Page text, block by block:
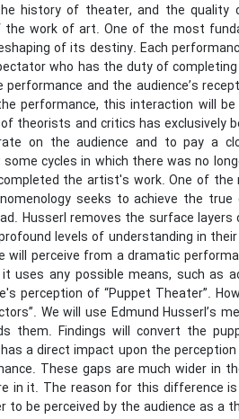
history of theater, and the
work of art. One of the most
of its destiny. Each
who has the duty of
and the audience’s
performance, this interaction will
theorists and critics has exclusively
on the audience and to pay a
cycles in which there was no
the artist's work. One of
seeks to achieve the
Husserl removes the surface
levels of understanding in
perceive from a dramatic
uses any possible means, such as
perception of “Puppet Theater”.
We will use Edmund Husserl’s
them. Findings will convert the
a direct impact upon the
These gaps are much wider in
in it. The reason for this difference
be perceived by the audience as a